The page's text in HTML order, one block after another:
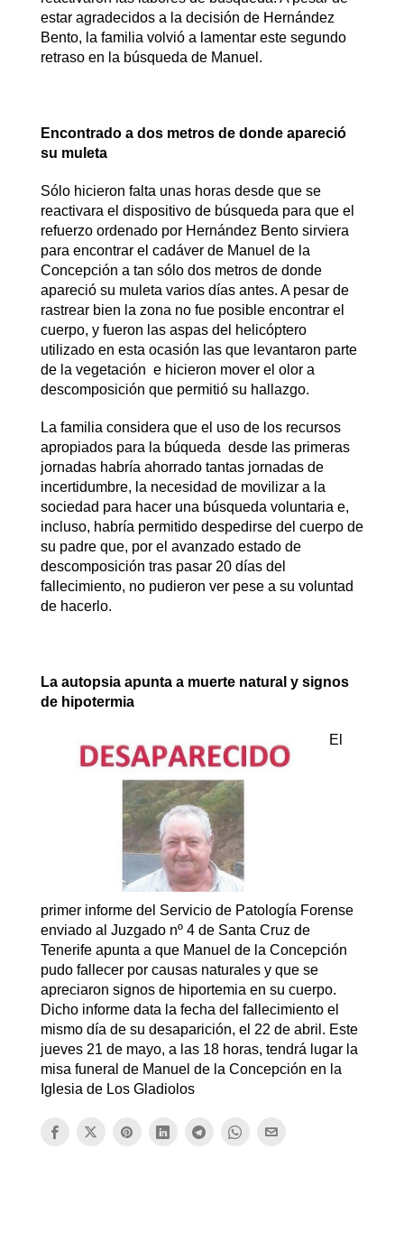
estar agradecidos a la decisión de Hernández
Bento, la familia volvió a lamentar este segundo
retraso en la búsqueda de Manuel.
Encontrado a dos metros de donde apareció
su muleta
Sólo hicieron falta unas horas desde que se
reactivara el dispositivo de búsqueda para que el
refuerzo ordenado por Hernández Bento sirviera
para encontrar el cadáver de Manuel de la
Concepción a tan sólo dos metros de donde
apareció su muleta varios días antes. A pesar de
rastrear bien la zona no fue posible encontrar el
cuerpo, y fueron las aspas del helicóptero
utilizado en esta ocasión las que levantaron parte
de la vegetación e hicieron mover el olor a
descomposición que permitió su hallazgo.
La familia considera que el uso de los recursos
apropiados para la búqueda desde las primeras
jornadas habría ahorrado tantas jornadas de
incertidumbre, la necesidad de movilizar a la
sociedad para hacer una búsqueda voluntaria e,
incluso, habría permitido despedirse del cuerpo de
su padre que, por el avanzado estado de
descomposición tras pasar 20 días del
fallecimiento, no pudieron ver pese a su voluntad
de hacerlo.
La autopsia apunta a muerte natural y signos
de hipotermia
El
primer informe del Servicio de Patología Forense
enviado al Juzgado nº 4 de Santa Cruz de
Tenerife apunta a que Manuel de la Concepción
pudo fallecer por causas naturales y que se
apreciaron signos de hiportemia en su cuerpo.
Dicho informe data la fecha del fallecimiento el
mismo día de su desaparición, el 22 de abril. Este
jueves 21 de mayo, a las 18 horas, tendrá lugar la
misa funeral de Manuel de la Concepción en la
Iglesia de Los Gladiolos